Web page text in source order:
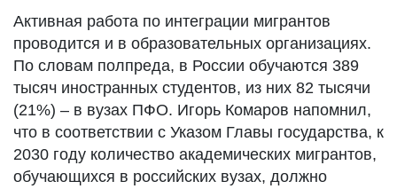
Активная работа по интеграции мигрантов
проводится и в образовательных организациях.
По словам полпреда, в России обучаются 389
тысяч иностранных студентов, из них 82 тысячи
(21%) – в вузах ПФО. Игорь Комаров напомнил,
что в соответствии с Указом Главы государства, к
2030 году количество академических мигрантов,
обучающихся в российских вузах, должно